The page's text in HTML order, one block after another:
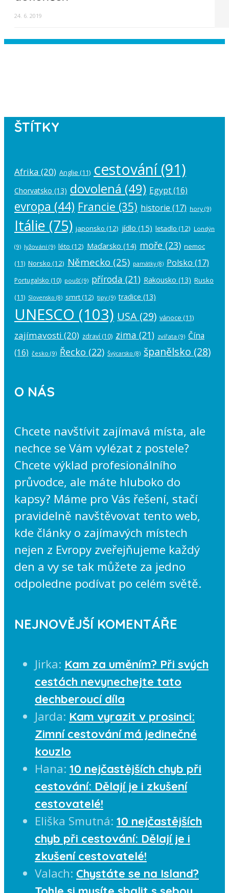
24. 6. 2019
ŠTÍTKY
Afrika (20) Anglie (11) cestování(91)
Chorvatsko (13) dovolená (49) Egypt(16)
evropa (44) Francie (35) historie (17) hory (9)
Itálie (75) japonsko (12) jídlo (15) letadlo (12) Londýn
(9) lyžování (9) léto (12) Maďarsko (14) moře (23) nemoc
(11) Norsko (12) Německo (25) památky(8) Polsko (17)
Portugalsko (10) poušť(9) příroda (21) Rakousko (13) Rusko
(11) Slovensko (8) smrt(12) tipy (9) tradice (13)
UNESCO (103) USA (29) vánoce (11)
zajímavosti (20) zdraví (10) zima (21) zvířata (9) Čína
(16) česko (9) Řecko (22) Švýcarsko (8) španělsko (28)
O NÁS
Chcete navštívit zajímavá místa, ale
nechce se Vám vylézat z postele?
Chcete výklad profesionálního
průvodce, ale máte hluboko do
kapsy? Máme pro Vás řešení, stačí
pravidelně navštěvovat tento web,
kde články o zajímavých místech
nejen z Evropy zveřejňujeme každý
den a vy se tak můžete za jedno
odpoledne podívat po celém světě.
NEJNOVĚJŠÍ KOMENTÁŘE
Jirka: Kam za uměním? Při svých
cestách nevynechejte tato
dechberoucí díla
Jarda: Kam vyrazit v prosinci:
Zimní cestování má jedinečné
kouzlo
Hana: 10 nejčastějších chyb při
cestování: Dělají je i zkušení
cestovatelé!
Eliška Smutná: 10 nejčastějších
chyb při cestování: Dělají je i
zkušení cestovatelé!
Valach: Chystáte se na Island?